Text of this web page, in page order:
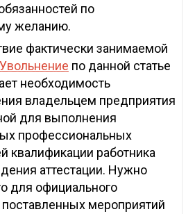
по
желанию.
фактически занимаемой
Увольнение по данной статье
необходимость
владельцем предприятия
для выполнения
профессиональных
квалификации работника
аттестации. Нужно
для официального
мероприятий